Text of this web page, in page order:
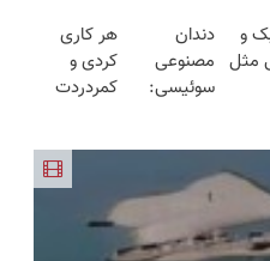
پرسش‌نامه
رو پر کن ▶
مقاوم،
طبیعی!
ویزیت
اقساطی😍
و
مثل
💳
دندان
مصنوعی
سوئیسی:
و مقاوم |
پرداخت
قسطی
هر کاری
کردی و
کمردردت
پرسشنامه و
دریافت راه
حل